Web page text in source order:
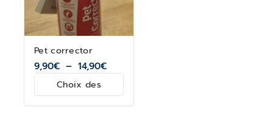
Pet corrector
9,90€ – 14,90€
Choix des